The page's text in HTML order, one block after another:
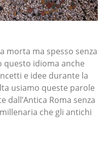
morta ma spesso senza
questo idioma anche
e idee durante la
usiamo queste parole
Roma senza
che gli antichi